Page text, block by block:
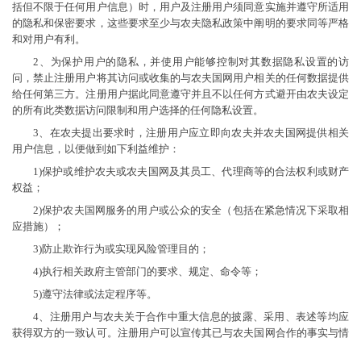
括但不限于任何用户信息）时，用户及注册用户须同意实施并遵守所适用
的隐私和保密要求，这些要求至少与农夫隐私政策中阐明的要求同等严格
和对用户有利。
2、为保护用户的隐私，并使用户能够控制对其数据隐私设置的访
问，禁止注册用户将其访问或收集的与农夫国网用户相关的任何数据提供
给任何第三方。注册用户据此同意遵守并且不以任何方式避开由农夫设定
的所有此类数据访问限制和用户选择的任何隐私设置。
3、在农夫提出要求时，注册用户应立即向农夫并农夫国网提供相关
用户信息，以便做到如下利益维护：
1)保护或维护农夫或农夫国网及其员工、代理商等的合法权利或财产
权益；
2)保护农夫国网服务的用户或公众的安全（包括在紧急情况下采取相
应措施）；
3)防止欺诈行为或实现风险管理目的；
4)执行相关政府主管部门的要求、规定、命令等；
5)遵守法律或法定程序等。
4、注册用户与农夫关于合作中重大信息的披露、采用、表述等均应
获得双方的一致认可。注册用户可以宣传其已与农夫国网合作的事实与情